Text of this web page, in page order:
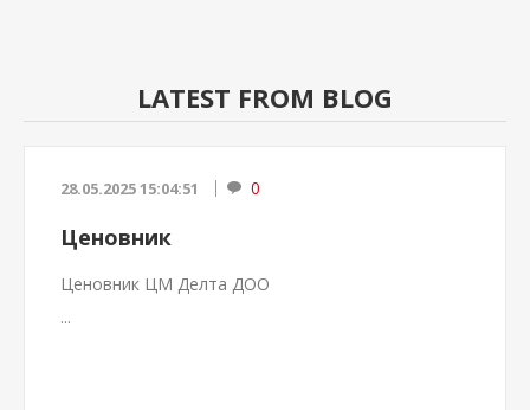
LATEST FROM BLOG
28.05.2025 15:04:51 0
Ценовник
Ценовник ЦМ Делта ДОО
...